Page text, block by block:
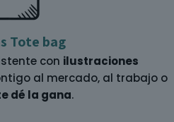
Tote bag
con ilustraciones
al mercado, al trabajo o
dé la gana.